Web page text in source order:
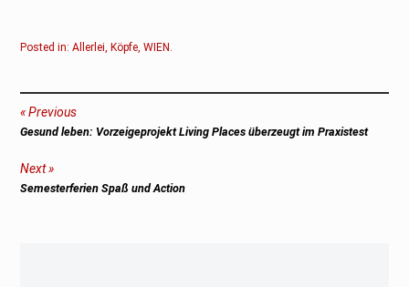
Posted in:Allerlei,Köpfe,WIEN.
Beitragsnavigation
Previous
Previous
Gesund leben: Vorzeigeprojekt Living Places überzeugt im Praxistest
Next
Next
Semesterferien Spaß und Action